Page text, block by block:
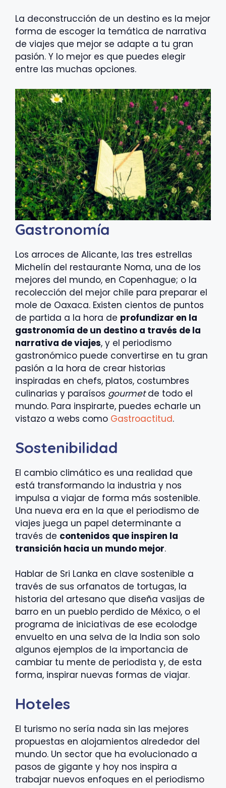
La deconstrucción de un destino es la mejor
forma de escoger la temática de narrativa
de viajes que mejor se adapte a tu gran
pasión. Y lo mejor es que puedes elegir
entre las muchas opciones.
Gastronomía
Los arroces de Alicante, las tres estrellas
Michelín del restaurante Noma, una de los
mejores del mundo, en Copenhague; o la
recolección del mejor chile para preparar el
mole de Oaxaca. Existen cientos de puntos
de partida a la hora de profundizar en la
gastronomía de un destino a través de la
narrativa de viajes, y el periodismo
gastronómico puede convertirse en tu gran
pasión a la hora de crear historias
inspiradas en chefs, platos, costumbres
culinarias y paraísos gourmetde todo el
mundo. Para inspirarte, puedes echarle un
vistazo a webs como Gastroactitud.
Sostenibilidad
El cambio climático es una realidad que
está transformando la industria y nos
impulsa a viajar de forma más sostenible.
Una nueva era en la que el periodismo de
viajes juega un papel determinante a
través de contenidos que inspiren la
transición hacia un mundo mejor.
Hablar de Sri Lanka en clave sostenible a
través de sus orfanatos de tortugas, la
historia del artesano que diseña vasijas de
barro en un pueblo perdido de México, o el
programa de iniciativas de ese ecolodge
envuelto en una selva de la India son solo
algunos ejemplos de la importancia de
cambiar tu mente de periodista y, de esta
forma, inspirar nuevas formas de viajar.
Hoteles
El turismo no sería nada sin las mejores
propuestas en alojamientos alrededor del
mundo. Un sector que ha evolucionado a
pasos de gigante y hoy nos inspira a
trabajar nuevos enfoques en el periodismo